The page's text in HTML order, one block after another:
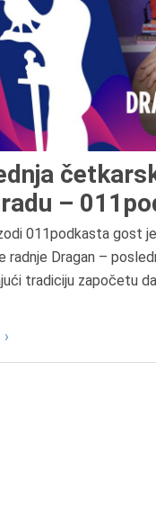
–
011podkasta gost
radnje Dragan –
tradiciju započetu